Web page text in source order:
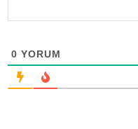
0 YORUM